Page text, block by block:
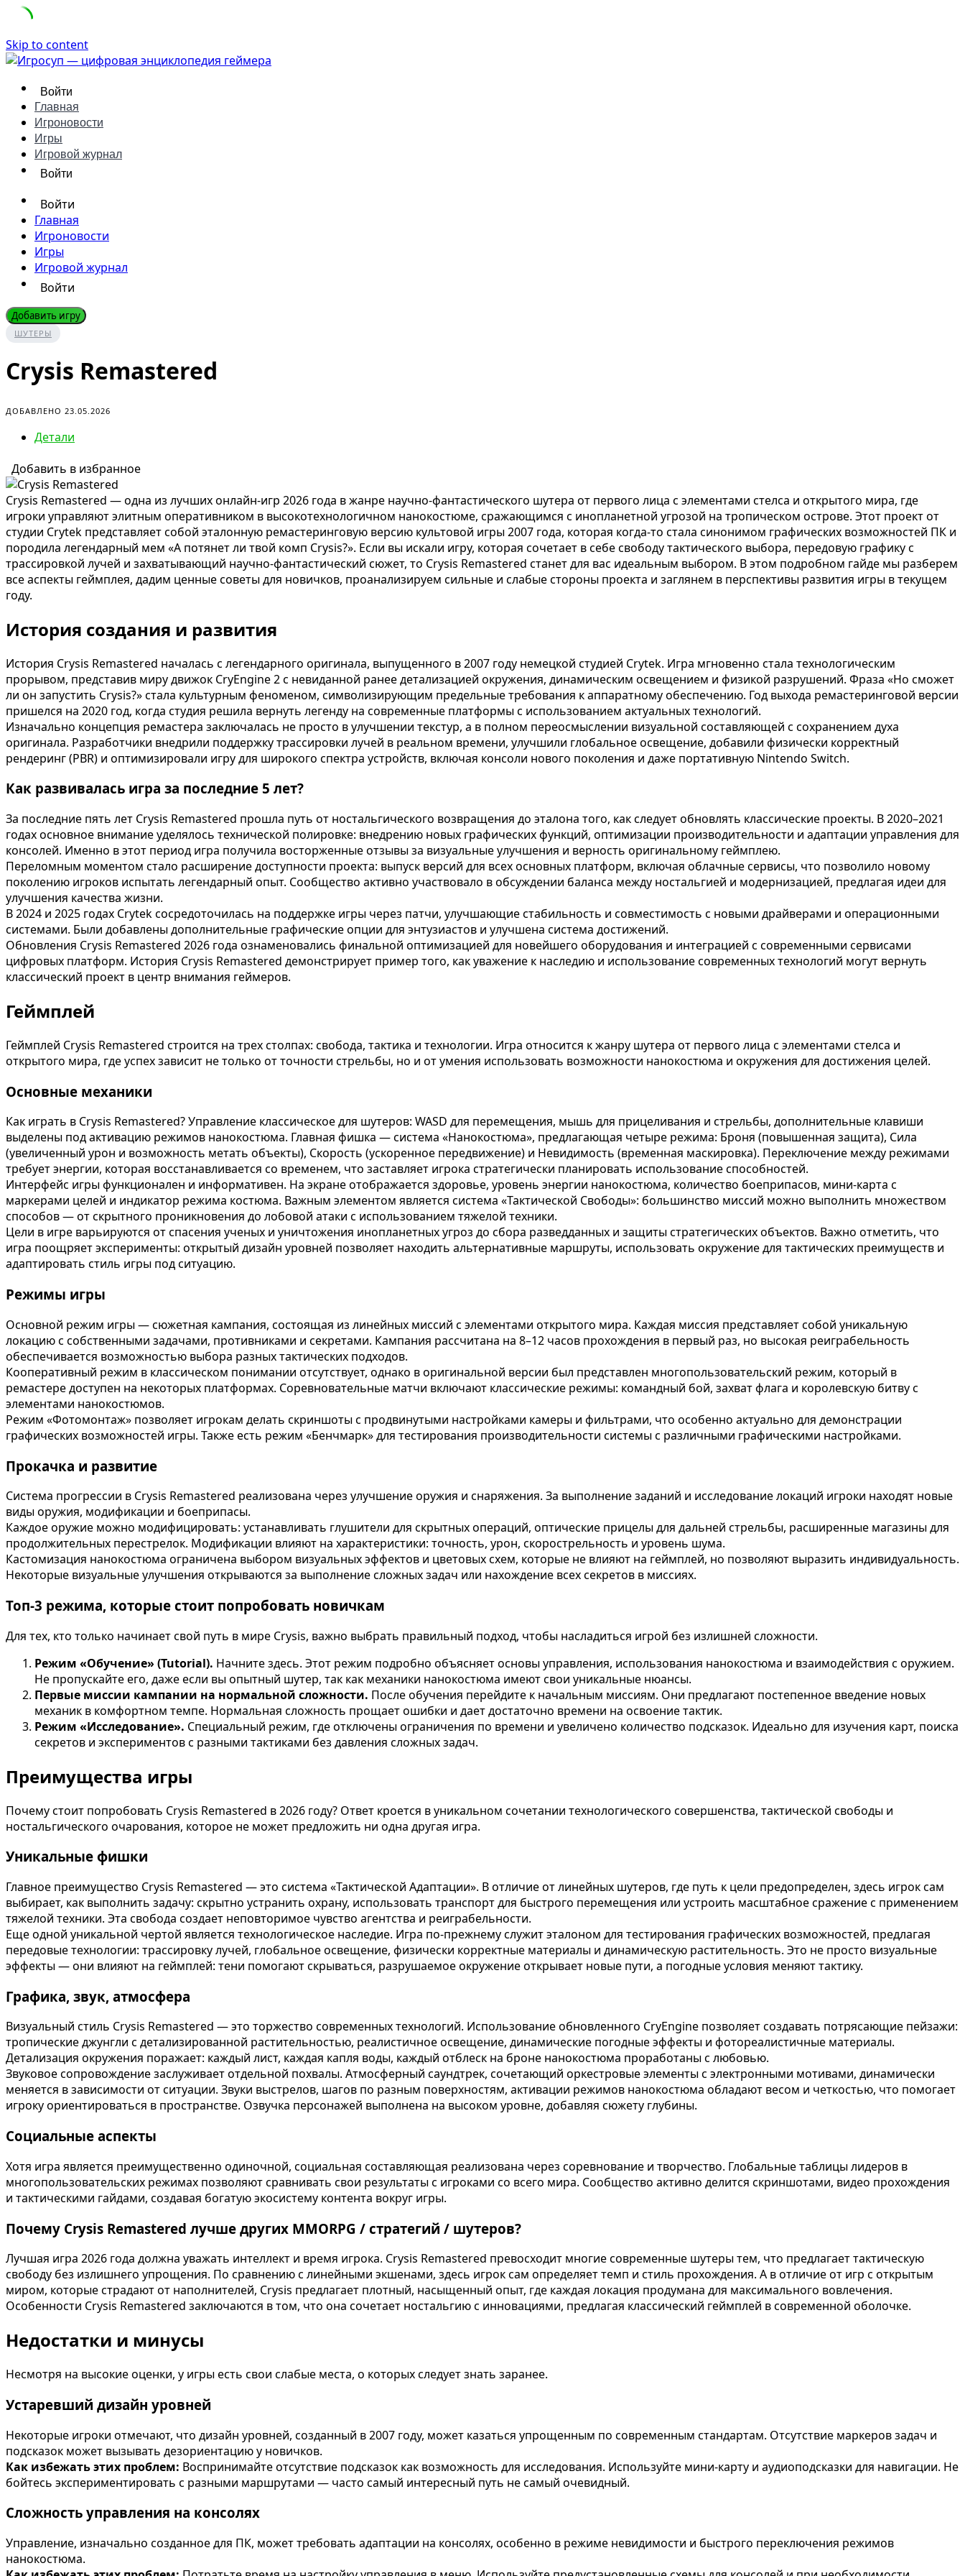
Skip to content
Войти
Главная
Игроновости
Игры
Игровой журнал
Войти
Войти
Главная
Игроновости
Игры
Игровой журнал
Войти
Добавить игру
ШУТЕРЫ
Crysis Remastered
ДОБАВЛЕНО 23.05.2026
Детали
Добавить в избранное
Crysis Remastered — одна из лучших онлайн-игр 2026 года в жанре научно-фантастического шутера от первого лица с элементами стелса и открытого мира, где
игроки управляют элитным оперативником в высокотехнологичном нанокостюме, сражающимся с инопланетной угрозой на тропическом острове. Этот проект от
студии Crytek представляет собой эталонную ремастеринговую версию культовой игры 2007 года, которая когда-то стала синонимом графических возможностей ПК и
породила легендарный мем «А потянет ли твой комп Crysis?». Если вы искали игру, которая сочетает в себе свободу тактического выбора, передовую графику с
трассировкой лучей и захватывающий научно-фантастический сюжет, то Crysis Remastered станет для вас идеальным выбором. В этом подробном гайде мы разберем
все аспекты геймплея, дадим ценные советы для новичков, проанализируем сильные и слабые стороны проекта и заглянем в перспективы развития игры в текущем
году.
История создания и развития
История Crysis Remastered началась с легендарного оригинала, выпущенного в 2007 году немецкой студией Crytek. Игра мгновенно стала технологическим
прорывом, представив миру движок CryEngine 2 с невиданной ранее детализацией окружения, динамическим освещением и физикой разрушений. Фраза «Но сможет
ли он запустить Crysis?» стала культурным феноменом, символизирующим предельные требования к аппаратному обеспечению. Год выхода ремастеринговой версии
пришелся на 2020 год, когда студия решила вернуть легенду на современные платформы с использованием актуальных технологий.
Изначально концепция ремастера заключалась не просто в улучшении текстур, а в полном переосмыслении визуальной составляющей с сохранением духа
оригинала. Разработчики внедрили поддержку трассировки лучей в реальном времени, улучшили глобальное освещение, добавили физически корректный
рендеринг (PBR) и оптимизировали игру для широкого спектра устройств, включая консоли нового поколения и даже портативную Nintendo Switch.
Как развивалась игра за последние 5 лет?
За последние пять лет Crysis Remastered прошла путь от ностальгического возвращения до эталона того, как следует обновлять классические проекты. В 2020–2021
годах основное внимание уделялось технической полировке: внедрению новых графических функций, оптимизации производительности и адаптации управления для
консолей. Именно в этот период игра получила восторженные отзывы за визуальные улучшения и верность оригинальному геймплею.
Переломным моментом стало расширение доступности проекта: выпуск версий для всех основных платформ, включая облачные сервисы, что позволило новому
поколению игроков испытать легендарный опыт. Сообщество активно участвовало в обсуждении баланса между ностальгией и модернизацией, предлагая идеи для
улучшения качества жизни.
В 2024 и 2025 годах Crytek сосредоточилась на поддержке игры через патчи, улучшающие стабильность и совместимость с новыми драйверами и операционными
системами. Были добавлены дополнительные графические опции для энтузиастов и улучшена система достижений.
Обновления Crysis Remastered 2026 года ознаменовались финальной оптимизацией для новейшего оборудования и интеграцией с современными сервисами
цифровых платформ. История Crysis Remastered демонстрирует пример того, как уважение к наследию и использование современных технологий могут вернуть
классический проект в центр внимания геймеров.
Геймплей
Геймплей Crysis Remastered строится на трех столпах: свобода, тактика и технологии. Игра относится к жанру шутера от первого лица с элементами стелса и
открытого мира, где успех зависит не только от точности стрельбы, но и от умения использовать возможности нанокостюма и окружения для достижения целей.
Основные механики
Как играть в Crysis Remastered? Управление классическое для шутеров: WASD для перемещения, мышь для прицеливания и стрельбы, дополнительные клавиши
выделены под активацию режимов нанокостюма. Главная фишка — система «Нанокостюма», предлагающая четыре режима: Броня (повышенная защита), Сила
(увеличенный урон и возможность метать объекты), Скорость (ускоренное передвижение) и Невидимость (временная маскировка). Переключение между режимами
требует энергии, которая восстанавливается со временем, что заставляет игрока стратегически планировать использование способностей.
Интерфейс игры функционален и информативен. На экране отображается здоровье, уровень энергии нанокостюма, количество боеприпасов, мини-карта с
маркерами целей и индикатор режима костюма. Важным элементом является система «Тактической Свободы»: большинство миссий можно выполнить множеством
способов — от скрытного проникновения до лобовой атаки с использованием тяжелой техники.
Цели в игре варьируются от спасения ученых и уничтожения инопланетных угроз до сбора разведданных и защиты стратегических объектов. Важно отметить, что
игра поощряет эксперименты: открытый дизайн уровней позволяет находить альтернативные маршруты, использовать окружение для тактических преимуществ и
адаптировать стиль игры под ситуацию.
Режимы игры
Основной режим игры — сюжетная кампания, состоящая из линейных миссий с элементами открытого мира. Каждая миссия представляет собой уникальную
локацию с собственными задачами, противниками и секретами. Кампания рассчитана на 8–12 часов прохождения в первый раз, но высокая реиграбельность
обеспечивается возможностью выбора разных тактических подходов.
Кооперативный режим в классическом понимании отсутствует, однако в оригинальной версии был представлен многопользовательский режим, который в
ремастере доступен на некоторых платформах. Соревновательные матчи включают классические режимы: командный бой, захват флага и королевскую битву с
элементами нанокостюмов.
Режим «Фотомонтаж» позволяет игрокам делать скриншоты с продвинутыми настройками камеры и фильтрами, что особенно актуально для демонстрации
графических возможностей игры. Также есть режим «Бенчмарк» для тестирования производительности системы с различными графическими настройками.
Прокачка и развитие
Система прогрессии в Crysis Remastered реализована через улучшение оружия и снаряжения. За выполнение заданий и исследование локаций игроки находят новые
виды оружия, модификации и боеприпасы.
Каждое оружие можно модифицировать: устанавливать глушители для скрытных операций, оптические прицелы для дальней стрельбы, расширенные магазины для
продолжительных перестрелок. Модификации влияют на характеристики: точность, урон, скорострельность и уровень шума.
Кастомизация нанокостюма ограничена выбором визуальных эффектов и цветовых схем, которые не влияют на геймплей, но позволяют выразить индивидуальность.
Некоторые визуальные улучшения открываются за выполнение сложных задач или нахождение всех секретов в миссиях.
Топ-3 режима, которые стоит попробовать новичкам
Для тех, кто только начинает свой путь в мире Crysis, важно выбрать правильный подход, чтобы насладиться игрой без излишней сложности.
Режим «Обучение» (Tutorial). Начните здесь. Этот режим подробно объясняет основы управления, использования нанокостюма и взаимодействия с оружием.
Не пропускайте его, даже если вы опытный шутер, так как механики нанокостюма имеют свои уникальные нюансы.
Первые миссии кампании на нормальной сложности. После обучения перейдите к начальным миссиям. Они предлагают постепенное введение новых
механик в комфортном темпе. Нормальная сложность прощает ошибки и дает достаточно времени на освоение тактик.
Режим «Исследование». Специальный режим, где отключены ограничения по времени и увеличено количество подсказок. Идеально для изучения карт, поиска
секретов и экспериментов с разными тактиками без давления сложных задач.
Преимущества игры
Почему стоит попробовать Crysis Remastered в 2026 году? Ответ кроется в уникальном сочетании технологического совершенства, тактической свободы и
ностальгического очарования, которое не может предложить ни одна другая игра.
Уникальные фишки
Главное преимущество Crysis Remastered — это система «Тактической Адаптации». В отличие от линейных шутеров, где путь к цели предопределен, здесь игрок сам
выбирает, как выполнить задачу: скрытно устранить охрану, использовать транспорт для быстрого перемещения или устроить масштабное сражение с применением
тяжелой техники. Эта свобода создает неповторимое чувство агентства и реиграбельности.
Еще одной уникальной чертой является технологическое наследие. Игра по-прежнему служит эталоном для тестирования графических возможностей, предлагая
передовые технологии: трассировку лучей, глобальное освещение, физически корректные материалы и динамическую растительность. Это не просто визуальные
эффекты — они влияют на геймплей: тени помогают скрываться, разрушаемое окружение открывает новые пути, а погодные условия меняют тактику.
Графика, звук, атмосфера
Визуальный стиль Crysis Remastered — это торжество современных технологий. Использование обновленного CryEngine позволяет создавать потрясающие пейзажи:
тропические джунгли с детализированной растительностью, реалистичное освещение, динамические погодные эффекты и фотореалистичные материалы.
Детализация окружения поражает: каждый лист, каждая капля воды, каждый отблеск на броне нанокостюма проработаны с любовью.
Звуковое сопровождение заслуживает отдельной похвалы. Атмосферный саундтрек, сочетающий оркестровые элементы с электронными мотивами, динамически
меняется в зависимости от ситуации. Звуки выстрелов, шагов по разным поверхностям, активации режимов нанокостюма обладают весом и четкостью, что помогает
игроку ориентироваться в пространстве. Озвучка персонажей выполнена на высоком уровне, добавляя сюжету глубины.
Социальные аспекты
Хотя игра является преимущественно одиночной, социальная составляющая реализована через соревнование и творчество. Глобальные таблицы лидеров в
многопользовательских режимах позволяют сравнивать свои результаты с игроками со всего мира. Сообщество активно делится скриншотами, видео прохождения
и тактическими гайдами, создавая богатую экосистему контента вокруг игры.
Почему Crysis Remastered лучше других MMORPG / стратегий / шутеров?
Лучшая игра 2026 года должна уважать интеллект и время игрока. Crysis Remastered превосходит многие современные шутеры тем, что предлагает тактическую
свободу без излишнего упрощения. По сравнению с линейными экшенами, здесь игрок сам определяет темп и стиль прохождения. А в отличие от игр с открытым
миром, которые страдают от наполнителей, Crysis предлагает плотный, насыщенный опыт, где каждая локация продумана для максимального вовлечения.
Особенности Crysis Remastered заключаются в том, что она сочетает ностальгию с инновациями, предлагая классический геймплей в современной оболочке.
Недостатки и минусы
Несмотря на высокие оценки, у игры есть свои слабые места, о которых следует знать заранее.
Устаревший дизайн уровней
Некоторые игроки отмечают, что дизайн уровней, созданный в 2007 году, может казаться упрощенным по современным стандартам. Отсутствие маркеров задач и
подсказок может вызывать дезориентацию у новичков.
Как избежать этих проблем: Воспринимайте отсутствие подсказок как возможность для исследования. Используйте мини-карту и аудиоподсказки для навигации. Не
бойтесь экспериментировать с разными маршрутами — часто самый интересный путь не самый очевидный.
Сложность управления на консолях
Управление, изначально созданное для ПК, может требовать адаптации на консолях, особенно в режиме невидимости и быстрого переключения режимов
нанокостюма.